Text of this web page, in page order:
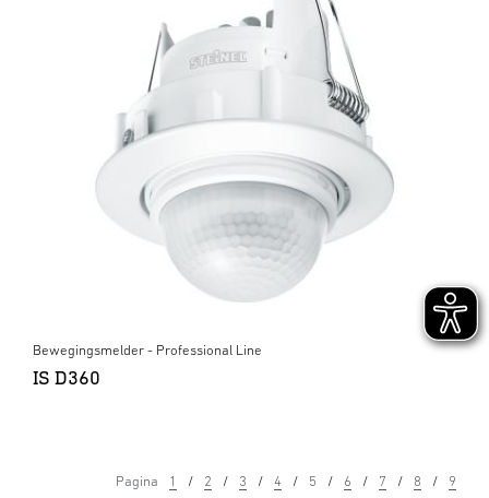
Bewegingsmelder - Professional Line
IS D360
Pagina 1 2 3 4 5 6 7 8 9